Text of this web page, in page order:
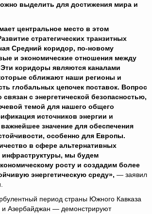
выделить для достижения мира и
центральное место в этом
стратегических транзитных
Средний коридор, по-новому
и экономические отношения между
коридоры являются каналами
сближают наши регионы и
глобальных цепочек поставок. Вопрос
связан с энергетической безопасностью,
темой для нашего общего
источников энергии и
значение для обеспечения
особенно для Европы.
в сфере альтернативных
инфраструктуры, мы будем
росту и создадим более
энергетическую среду», — заявил
период страны Южного Кавказа
Азербайджан — демонстрируют